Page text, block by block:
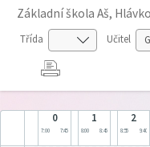
Základní škola Aš,
Třída Učitel
0
7:00 7:45
1
8:00 8:45
2
8:55 9:40